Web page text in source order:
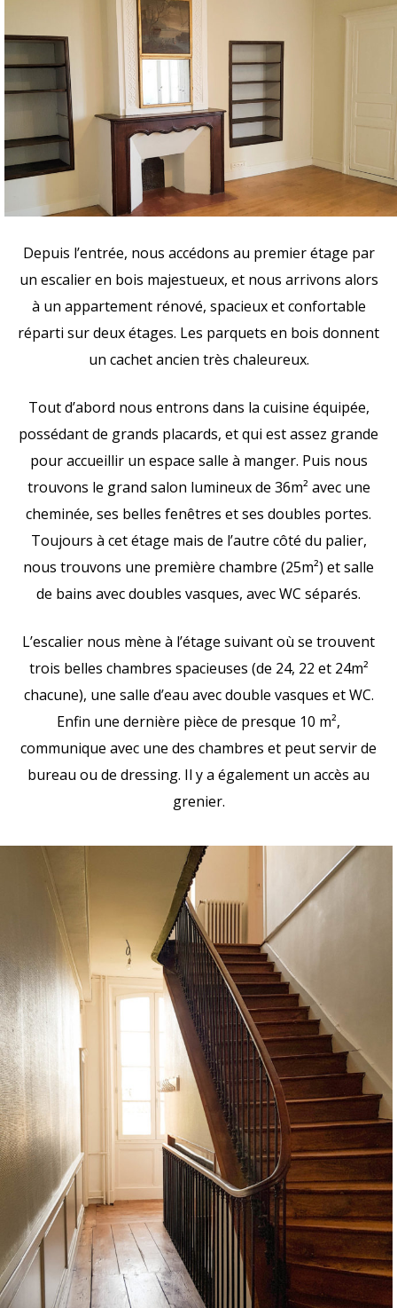
Depuis l’entrée, nous accédons au premier étage par
un escalier en bois majestueux, et nous arrivons alors
à un appartement rénové, spacieux et confortable
réparti sur deux étages. Les parquets en bois donnent
un cachet ancien très chaleureux.
Tout d’abord nous entrons dans la cuisine équipée,
possédant de grands placards, et qui est assez grande
pour accueillir un espace salle à manger. Puis nous
trouvons le grand salon lumineux de 36m² avec une
cheminée, ses belles fenêtres et ses doubles portes.
Toujours à cet étage mais de l’autre côté du palier,
nous trouvons une première chambre (25m²) et salle
de bains avec doubles vasques, avec WC séparés.
L’escalier nous mène à l’étage suivant où se trouvent
trois belles chambres spacieuses (de 24, 22 et 24m²
chacune), une salle d’eau avec double vasques et WC.
Enfin une dernière pièce de presque 10 m²,
communique avec une des chambres et peut servir de
bureau ou de dressing. Il y a également un accès au
grenier.